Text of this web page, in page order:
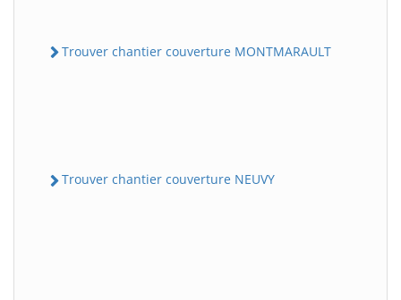
Trouver chantier couverture MONTMARAULT
Trouver chantier couverture NEUVY